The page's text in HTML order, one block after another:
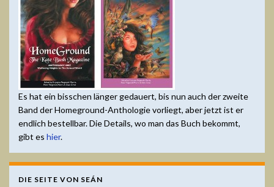
Es hat ein bisschen länger gedauert, bis nun auch der zweite
Band der Homeground-Anthologie vorliegt, aber jetzt ist er
endlich bestellbar. Die Details, wo man das Buch bekommt,
gibt es hier.
DIE SEITE VON SEÁN